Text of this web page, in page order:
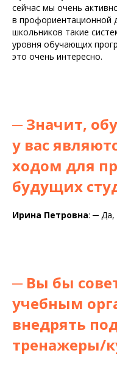
сейчас мы очень
в профориентационной
школьников такие
уровня обучающих
это очень интересно.
─Значит,
у вас
ходом для
будущих
Ирина Петровна: ─ Да,
─ Вы бы
учебным
внедрять
тренажеры/